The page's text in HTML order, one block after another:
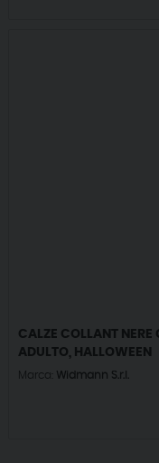
CALZE COLLANT NERE
ADULTO, HALLOWEEN
Marca: Widmann S.r.l.